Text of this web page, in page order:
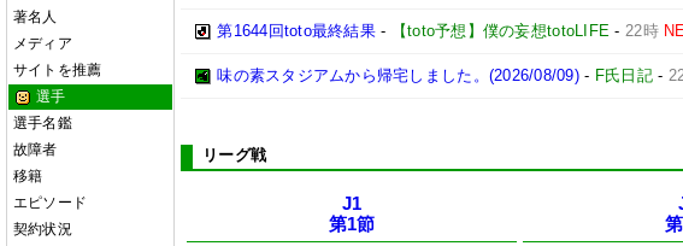
著名人
メディア
サイトを推薦
選手
選手名鑑
故障者
移籍
エピソード
契約状況
第1644回toto最終結果 - 【toto予想】僕の妄想totoLIFE - 22時
味の素スタジアムから帰宅しました。(2026/08/09) - F氏日記-
リーグ戦
J1
第1節